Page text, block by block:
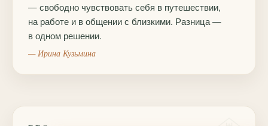
— свободно чувствовать себя в путешествии,
на работе и в общении с близкими. Разница —
в одном решении.
— Ирина Кузьмина